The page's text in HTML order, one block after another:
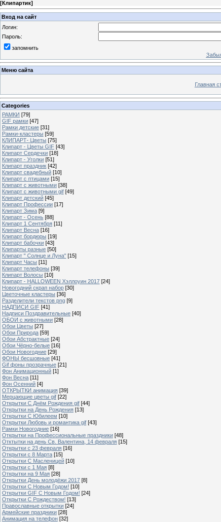
[Клипартик]
Вход на сайт
Логин:
Пароль:
запомнить
Меню сайта
Главная
Categories
РАМКИ [79]
GIF рамки [47]
Рамки детские [31]
Рамки-кластеры [59]
КЛИПАРТ- Цветы [75]
Клипарт - Цветы GIF [43]
Клипарт Сердечки [18]
Клипарт - Уголки [51]
Клипарт праздник [42]
Клипарт свадебный [10]
Клипарт с птицами [15]
Клипарт с животными [38]
Клипарт с животными gif [49]
Клипарт детский [45]
Клипарт Профессии [17]
Клипарт Зима [9]
Клипарт - Осень [88]
Клипарт 1 Сентября [11]
Клипарт Весна [16]
Клипарт бордюры [19]
Клипарт бабочки [43]
Клипарты разные [50]
Клипарт " Солнце и Луна" [15]
Клипарт Часы [11]
Клипарт телефоны [39]
Клипарт Волосы [10]
Клипарт - HALLOWEEN Хэллоуин 2017 [24]
Новогодний скрап набор [30]
Цветочные кластеры [36]
Разделители текстов png [9]
НАДПИСИ GIF [41]
Надписи Поздравительные [40]
ОБОИ с животными [28]
Обои Цветы [27]
Обои Природа [59]
Обои Абстрактные [24]
Обои Чёрно-белые [16]
Обои Новогодние [29]
ФОНЫ бесшовные [41]
Gif фоны прозрачные [21]
Фон Анимационный [1]
Фон Весна [11]
Фон Осенний [4]
ОТКРЫТКИ анимация [39]
Мерцающие цветы gif [22]
Открытки С Днём Рождения gif [44]
Открытки на День Рождения [13]
Открытки С Юбилеем [10]
Открытки Любовь и романтика gif [43]
Рамки Новогодние [16]
Открытки на Профессиональные праздники [48]
Отктытки на день Св. Валентина, 14 февраля [15]
Открытки с 23 февраля [16]
Открытки с 8 Марта [15]
Открытки С Масленицей [10]
Открытки с 1 Мая [8]
Открытки на 9 Мая [28]
Открытки День молодёжи 2017 [8]
Открытки С Новым Годом! [10]
Открытки GIF С Новым Годом! [24]
Открытки С Рождеством! [13]
Православные открытки [24]
Армейские праздники [28]
Анимация на телефон [32]